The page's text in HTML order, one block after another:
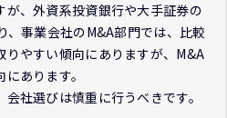
が、外資系投資銀行や大手証券の
、事業会社のM&A部門では、比較
りやすい傾向にありますが、M&A
あります。
社選びは慎重に行うべきです。